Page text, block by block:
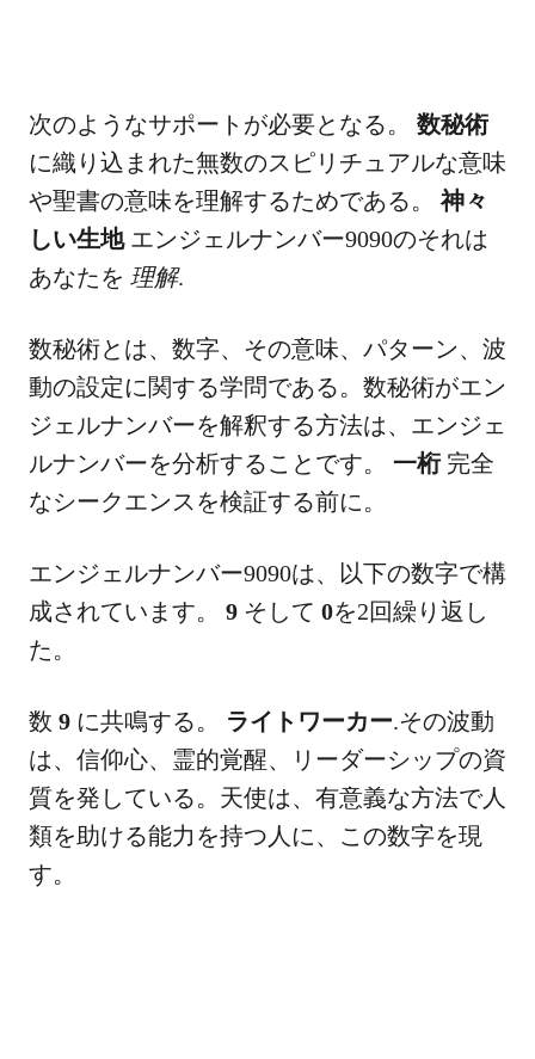
次のようなサポートが必要となる。 数秘術
に織り込まれた無数のスピリチュアルな意味
や聖書の意味を理解するためである。神々
しい生地 エンジェルナンバー9090のそれは
あなたを 理解.
数秘術とは、数字、その意味、パターン、波
動の設定に関する学問である。数秘術がエン
ジェルナンバーを解釈する方法は、エンジェ
ルナンバーを分析することです。 一桁完全
なシークエンスを検証する前に。
エンジェルナンバー9090は、以下の数字で構
成されています。 9 そして 0を2回繰り返し
た。
数 9 に共鳴する。 ライトワーカー.その波動
は、信仰心、霊的覚醒、リーダーシップの資
質を発している。天使は、有意義な方法で人
類を助ける能力を持つ人に、この数字を現
す。